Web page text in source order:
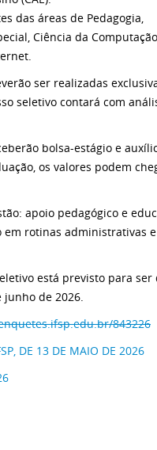
das áreas de Pedagogia,
Ciência da
ser realizadas
seletivo contará com
bolsa-estágio e
os valores podem
apoio pedagógico e
rotinas administrativas
está previsto para
de 2026.
843226
DE 13 DE MAIO DE 2026